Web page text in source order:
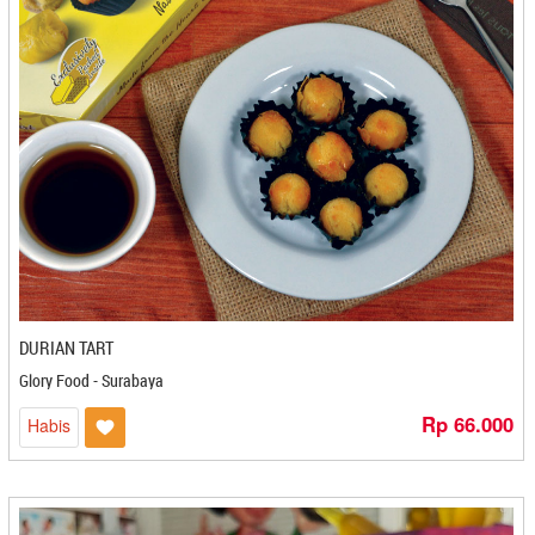
Mee Mee Pusat Oleh-oleh - Cilegon
Mekar Mandiri - Bontang
Mekar Snack - Medan
Mekarsari - Kediri
Melati - Cilegon
Melinjo Chips - Cirebon
Memey - Cirebon
Meranti - Medan
Mi Cook Mie Kocok - Bandung
Mickey Mouse - Banjarmasin
Mie Baso Sosis Yen - Bandung
Milansa Snack - Yogyakarta
Mirza - Pontianak
Misterpia - Malang
Mochi A Yani - Sukabumi
Mr. Pikuk - Balikpapan
Mubarok - Mojokerto
DURIAN TART
Glory Food - Surabaya
Habis Rp 66.000